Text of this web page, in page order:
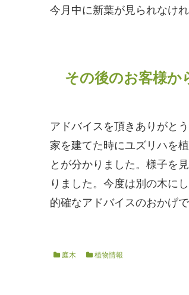
今月中に新葉が見られなけ
その後のお客様か
アドバイスを頂きありがと
家を建てた時にユズリハを
とが分かりました。様子を
りました。今度は別の木に
的確なアドバイスのおかげ
庭木 植物情報